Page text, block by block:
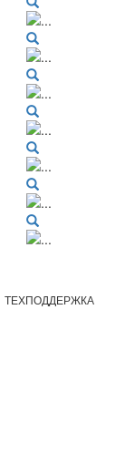
ТЕХПОДДЕРЖКА